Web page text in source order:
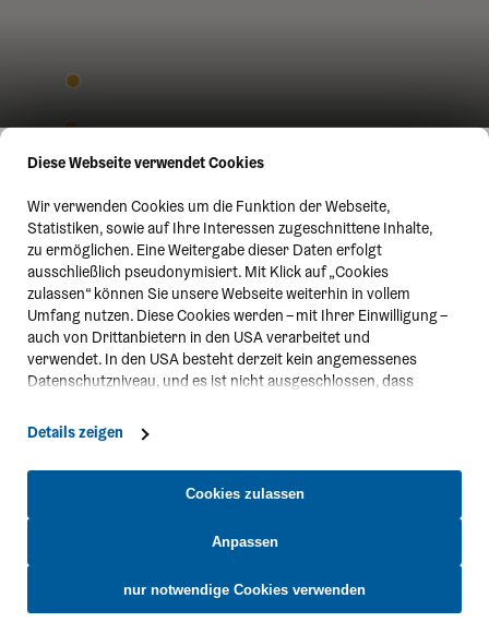
Diese Webseite verwendet Cookies
Wir verwenden Cookies um die Funktion der Webseite,
Statistiken, sowie auf Ihre Interessen zugeschnittene Inhalte,
zu ermöglichen. Eine Weitergabe dieser Daten erfolgt
ausschließlich pseudonymisiert. Mit Klick auf „Cookies
zulassen“ können Sie unsere Webseite weiterhin in vollem
Umfang nutzen. Diese Cookies werden – mit Ihrer Einwilligung –
auch von Drittanbietern in den USA verarbeitet und
verwendet. In den USA besteht derzeit kein angemessenes
Datenschutzniveau, und es ist nicht ausgeschlossen, dass
gegenüber den Drittanbietern (Google und Meta Platforms,
Überwachungszwecken zu erhalten. Dagegen gibt es keine
wirksamen Rechtsbehelfe und Rechtsschutzmöglichkeiten.
Zudem werden von den USA keine geeigneten Garantien für
den Schutz personenbezogener Daten gewährt. Wir leiten nur
Browser, Internetanbieter, Endgerät und Bildschirmauflösung
Details zeigen
Cookies zulassen
Anpassen
nur notwendige Cookies verwenden
2
Burg